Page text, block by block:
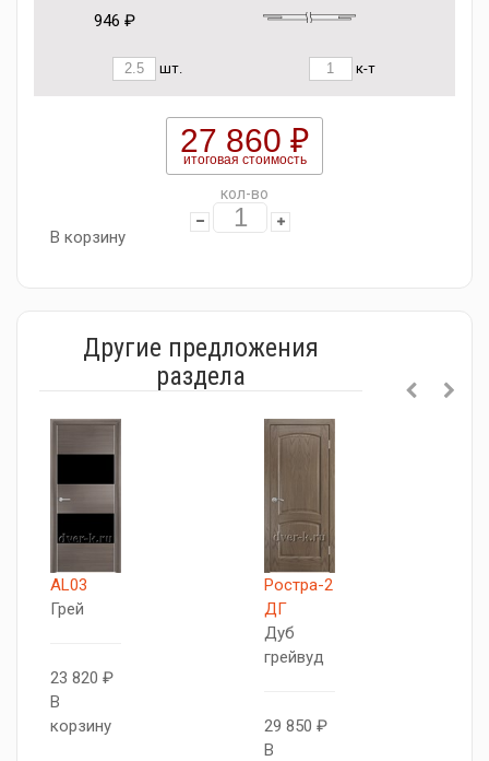
946 ₽
шт. к-т
27 860 ₽
итоговая стоимость
кол-во
В корзину
Другие предложения
раздела
AL03
Грей
23 820 ₽
В
корзину
Ростра-2
ДГ
Дуб
грейвуд
29 850 ₽
В